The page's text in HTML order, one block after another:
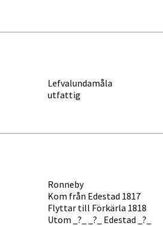
Lefvalundamåla
utfattig
Ronneby
Kom från Edestad 1817
Flyttar till Förkärla 1818
Utom _?_ _?_ Edestad _?_